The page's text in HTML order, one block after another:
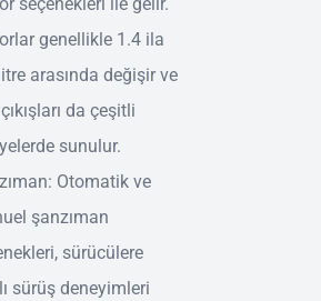
genellikle 1.4 ila
arasında değişir ve
da çeşitli
sunulur.
Otomatik ve
şanzıman
sürücülere
sürüş deneyimleri